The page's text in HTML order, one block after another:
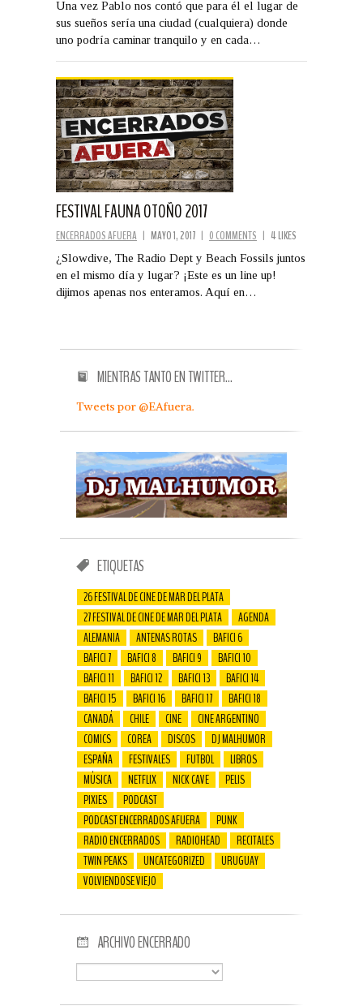
Una vez Pablo nos contó que para él el lugar de
sus sueños sería una ciudad (cualquiera) donde
uno podría caminar tranquilo y en cada…
FESTIVAL FAUNA OTOÑO 2017
ENCERRADOS AFUERA | MAYO 1, 2017 | 0 COMMENTS | 4 LIKES
¿Slowdive, The Radio Dept y Beach Fossils juntos
en el mismo día y lugar? ¡Este es un line up!
dijimos apenas nos enteramos. Aquí en…
MIENTRAS TANTO EN TWITTER…
Tweets por @EAfuera.
ETIQUETAS
26 FESTIVAL DE CINE DE MAR DEL PLATA
27 FESTIVAL DE CINE DE MAR DEL PLATA
AGENDA
ALEMANIA
ANTENAS ROTAS
BAFICI 6
BAFICI 7
BAFICI 8 BAFICI 9
BAFICI 10
BAFICI 11
BAFICI 12 BAFICI 13
BAFICI 14
BAFICI 15
BAFICI 16 BAFICI 17
BAFICI 18
CANADÁ
CHILE CINE
CINE ARGENTINO
COMICS
COREA DISCOS
DJ MALHUMOR
ESPAÑA
FESTIVALES FUTBOL
LIBROS
MÚSICA
NETFLIX NICK CAVE
PELIS
PIXIES
PODCAST
PODCAST ENCERRADOS AFUERA
PUNK
RADIO ENCERRADOS
RADIOHEAD
RECITALES
TWIN PEAKS
UNCATEGORIZED
URUGUAY
VOLVIENDOSE VIEJO
ARCHIVO ENCERRADO